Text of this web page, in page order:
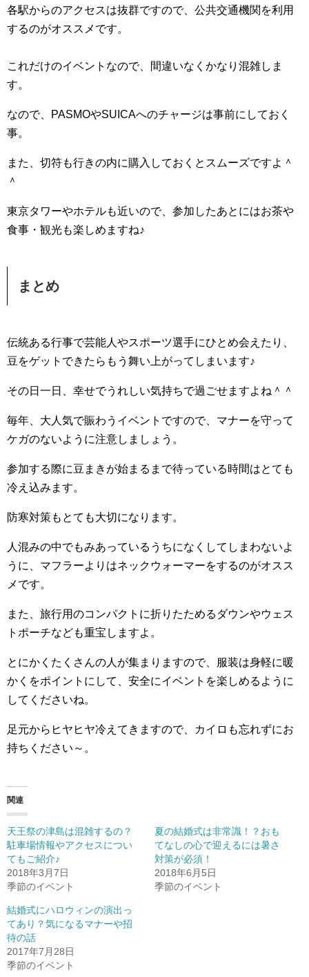
各駅からのアクセスは抜群ですので、公共交通機関を利用
するのがオススメです。
これだけのイベントなので、間違いなくかなり混雑しま
す。
なので、PASMOやSUICAへのチャージは事前にしておく
事。
また、切符も行きの内に購入しておくとスムーズですよ＾
＾
東京タワーやホテルも近いので、参加したあとにはお茶や
食事・観光も楽しめますね♪
まとめ
伝統ある行事で芸能人やスポーツ選手にひとめ会えたり、
豆をゲットできたらもう舞い上がってしまいます♪
その日一日、幸せでうれしい気持ちで過ごせますよね＾＾
毎年、大人気で賑わうイベントですので、マナーを守って
ケガのないように注意しましょう。
参加する際に豆まきが始まるまで待っている時間はとても
冷え込みます。
防寒対策もとても大切になります。
人混みの中でもみあっているうちになくしてしまわないよ
うに、マフラーよりはネックウォーマーをするのがオスス
メです。
また、旅行用のコンパクトに折りたためるダウンやウェス
トポーチなども重宝しますよ。
とにかくたくさんの人が集まりますので、服装は身軽に暖
かくをポイントにして、安全にイベントを楽しめるように
してくださいね。
足元からヒヤヒヤ冷えてきますので、カイロも忘れずにお
持ちください～。
関連
天王祭の津島は混雑するの？
駐車場情報やアクセスについ
てもご紹介♪
2018年3月7日
季節のイベント
夏の結婚式は非常識！？おも
てなしの心で迎えるには暑さ
対策が必須！
2018年6月5日
季節のイベント
結婚式にハロウィンの演出っ
てあり？気になるマナーや招
待の話
2017年7月28日
季節のイベント